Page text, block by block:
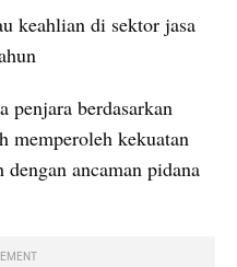
keahlian di sektor jasa
penjara berdasarkan
memperoleh kekuatan
ancaman pidana